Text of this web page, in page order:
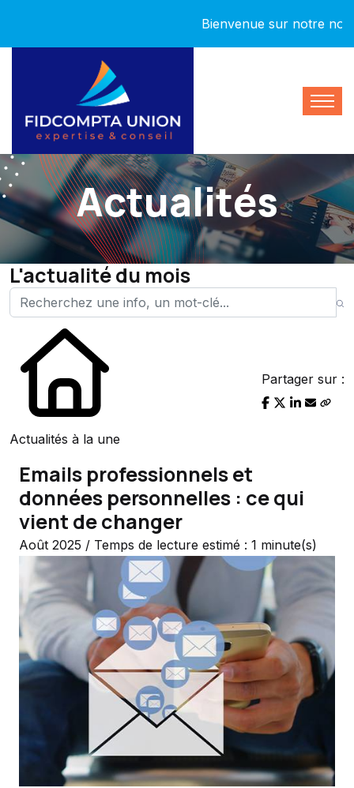
Bienvenue sur notre nouveau site !
Actualités
L'actualité du mois
Actualités à la une
Partager sur :
Emails professionnels et
données personnelles : ce qui
vient de changer
Août 2025 / Temps de lecture estimé : 1 minute(s)